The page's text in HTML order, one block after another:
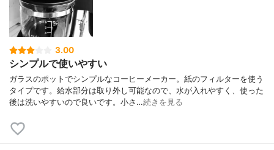
3.00
シンプルで使いやすい
ガラスのポットでシンプルなコーヒーメーカー。紙のフィルターを使う
タイプです。給水部分は取り外し可能なので、水が入れやすく、使った
後は洗いやすいので良いです。小さ…続きを見る